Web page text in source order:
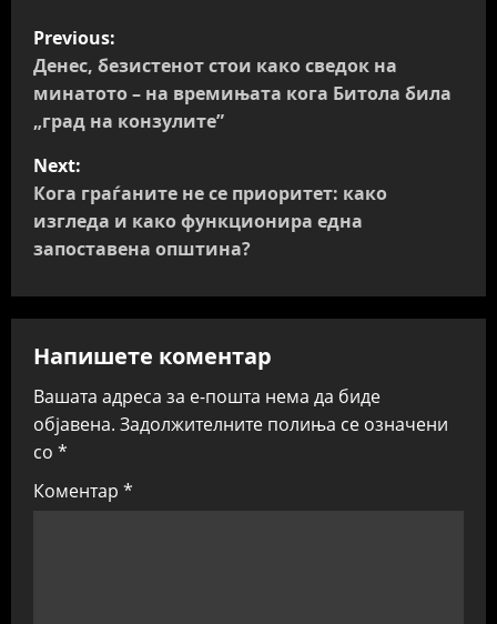
P
o
s
t
n
a
v
i
g
a
t
Previous:
Денес, безистенот стои како сведок на
минатото – на времињата кога Битола била
„град на конзулите”
Next:
Кога граѓаните не се приоритет: како
изгледа и како функционира една
запоставена општина?
Напишете коментар
Вашата адреса за е-пошта нема да биде
објавена. Задолжителните полиња се означени
со *
Коментар *